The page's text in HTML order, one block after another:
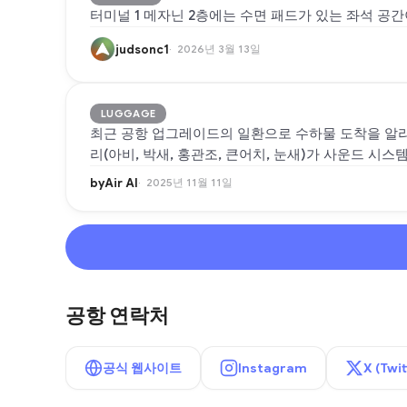
터미널 1 메자닌 2층에는 수면 패드가 있는 좌석 공
judsonc1 2026년 3월 13일
LUGGAGE
최근 공항 업그레이드의 일환으로 수하물 도착을
리(아비, 박새, 홍관조, 큰어치, 눈새)가 사운드 시스
byAir AI 2025년 11월 11일
공항 연락처
공식 웹사이트 Instagram X